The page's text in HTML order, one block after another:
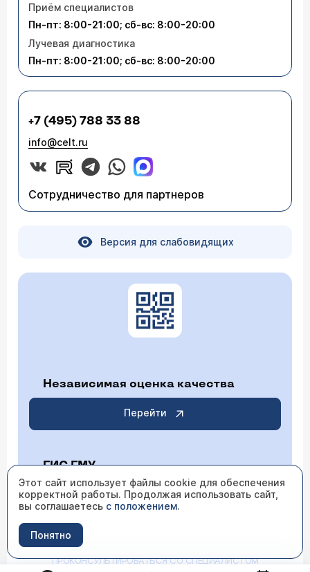
Приём специалистов
Пн-пт: 8:00-21:00; сб-вс: 8:00-20:00
Лучевая диагностика
Пн-пт: 8:00-21:00; сб-вс: 8:00-20:00
+7 (495) 788 33 88
info@celt.ru
Сотрудничество для партнеров
Версия для слабовидящих
Независимая оценка качества
Перейти
ГИС ГМУ
Перейти
ИМЕЮТСЯ ПРОТИВОПОКАЗАНИЯ НЕОБХОДИМО
ПРОКОНСУЛЬТИРОВАТЬСЯ СО СПЕЦИАЛИСТОМ
Этот сайт использует файлы cookie для обеспечения
корректной работы. Продолжая использовать сайт,
вы соглашаетесь с положением.
Понятно